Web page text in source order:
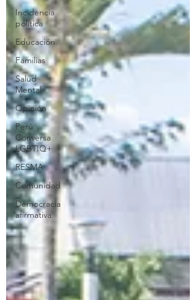
Incidencia
política
Educación
Familias
Salud
Mental
Opinión
Perú
Conversa
LGBTIQ+
RESMA
Comunidad
Democracia
afirmativa